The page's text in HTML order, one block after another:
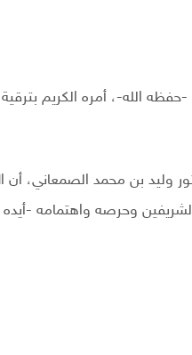
وليد بن محمد الصمعاني، أن
وحرصه واهتمامه -أيده